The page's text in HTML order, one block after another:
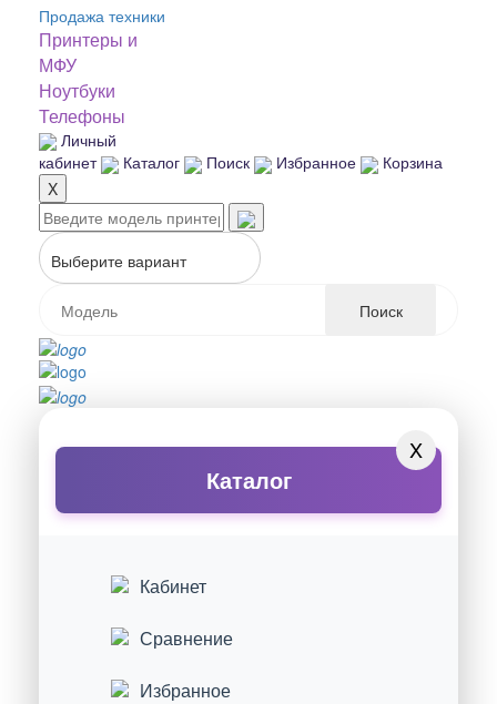
Продажа техники
Принтеры и
МФУ
Ноутбуки
Телефоны
Личный
кабинет
Каталог Поиск Избранное
Корзина
X
Выберите вариант
Поиск
X
Каталог
Кабинет
Сравнение
Избранное